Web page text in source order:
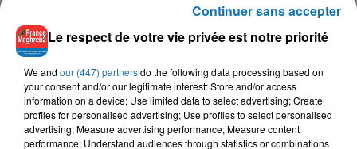
TITRES DIFFUSÉS
6h46
6h46 6h43
6h43 6h37
6h37
Le respect de votre vie privée est notre priorité
We and our (447) partnersdo the following data processing based on
your consent and/or our legitimate interest: Store and/or access
information on a device; Use limited data to select advertising; Create
profiles for personalised advertising; Use profiles to select personalised
advertising; Measure advertising performance; Measure content
performance; Understand audiences through statistics or combinations
Continuer sans accepter